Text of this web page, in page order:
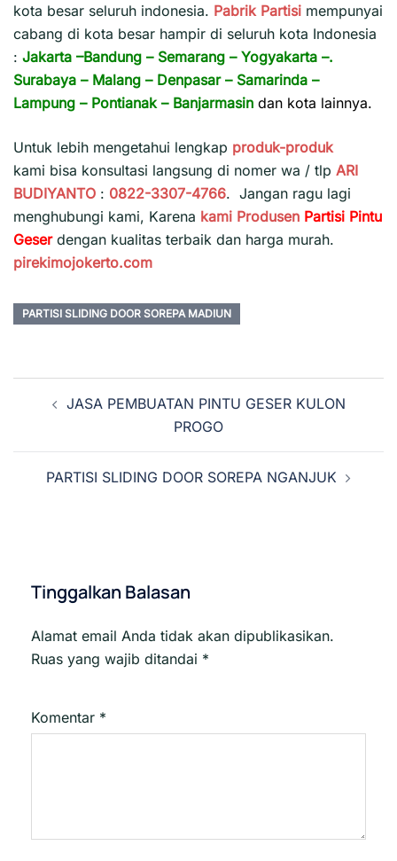
kota besar seluruh indonesia. Pabrik Partisi mempunyai
cabang di kota besar hampir di seluruh kota Indonesia
: Jakarta –Bandung – Semarang – Yogyakarta –.
Surabaya – Malang – Denpasar– Samarinda –
Lampung – Pontianak – Banjarmasin dan kota lainnya.
Untuk lebih mengetahui lengkap produk-produk
kami bisa konsultasi langsung di nomer wa / tlp ARI
BUDIYANTO : 0822-3307-4766. Jangan ragu lagi
menghubungi kami, Karena kami Produsen Partisi Pintu
Geser dengan kualitas terbaik dan harga murah.
pirekimojokerto.com
PARTISI SLIDING DOOR SOREPA MADIUN
Navigasi
TulisanJASA PEMBUATAN PINTU GESER KULON
PROGO
PARTISI SLIDING DOOR SOREPA NGANJUK
Tinggalkan Balasan
Alamat email Anda tidak akan dipublikasikan.
Ruas yang wajib ditandai *
Komentar *